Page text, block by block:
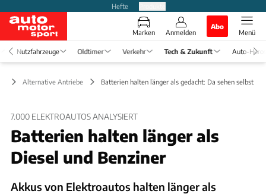
Hefte
Marken Anmelden
Abo
Menü
Nutzfahrzeuge Oldtimer Verkehr Tech & Zukunft Auto-
Alternative Antriebe Batterien halten länger als gedacht: Da sehen selbst
7.000 ELEKTROAUTOS ANALYSIERT
Batterien halten länger als
Diesel und Benziner
Akkus von Elektroautos halten länger als